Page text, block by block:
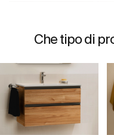
Che tipo di